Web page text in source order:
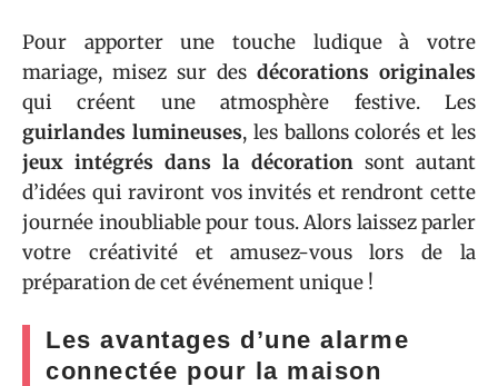
Pour apporter une touche ludique à votre
mariage, misez sur des décorations originales
qui créent une atmosphère festive. Les
guirlandes lumineuses, les ballons colorés et les
jeux intégrés dans la décoration sont autant
d’idées qui raviront vos invités et rendront cette
journée inoubliable pour tous. Alors laissez parler
votre créativité et amusez-vous lors de la
préparation de cet événement unique !
Les avantages d’une alarme
connectée pour la maison